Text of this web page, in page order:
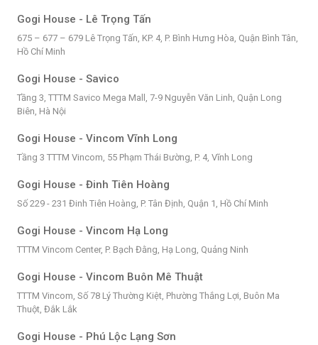
Gogi House - Lê Trọng Tấn
675 – 677 – 679 Lê Trọng Tấn, KP. 4, P. Bình Hưng Hòa, Quận Bình Tân,
Hồ Chí Minh
Gogi House - Savico
Tầng 3, TTTM Savico Mega Mall, 7-9 Nguyễn Văn Linh, Quận Long
Biên, Hà Nội
Gogi House - Vincom Vĩnh Long
Tầng 3 TTTM Vincom, 55 Phạm Thái Bường, P. 4, Vĩnh Long
Gogi House - Đinh Tiên Hoàng
Số 229 - 231 Đinh Tiên Hoàng, P. Tân Định, Quận 1, Hồ Chí Minh
Gogi House - Vincom Hạ Long
TTTM Vincom Center, P. Bạch Đằng, Hạ Long, Quảng Ninh
Gogi House - Vincom Buôn Mê Thuật
TTTM Vincom, Số 78 Lý Thường Kiệt, Phường Thắng Lợi, Buôn Ma
Thuột, Đắk Lắk
Gogi House - Phú Lộc Lạng Sơn